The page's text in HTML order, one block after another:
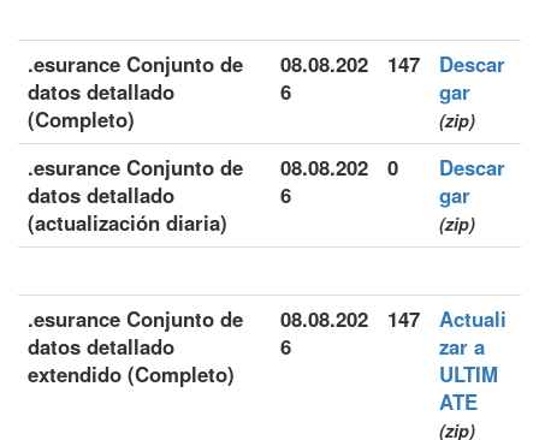
.esurance Conjunto de
datos detallado
(Completo)
08.08.202
6
147
Descar
gar
(zip)
.esurance Conjunto de
datos detallado
(actualización diaria)
08.08.202
6
0
Descar
gar
(zip)
.esurance Conjunto de
datos detallado
extendido (Completo)
08.08.202
6
147
Actuali
zar a
ULTIM
ATE
(zip)